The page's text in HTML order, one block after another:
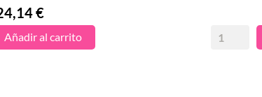
€
Añadir al carrito